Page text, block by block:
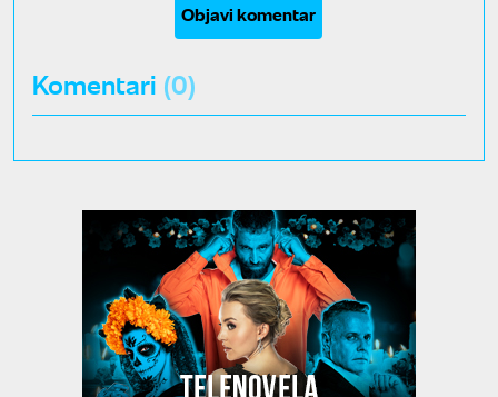
Objavi komentar
Komentari (0)